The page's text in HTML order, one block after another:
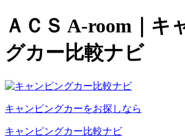
ＡＣＳ A-room｜キ
グカー比較ナビ
キャンピングカーをお探しなら
キャンピングカー比較ナビ